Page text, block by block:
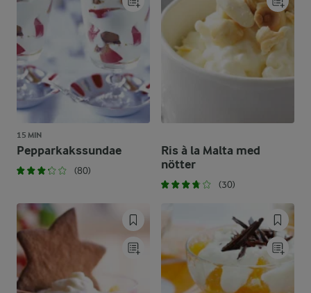
15 MIN
Pepparkakssundae
(80)
Ris à la Malta med
nötter
(30)